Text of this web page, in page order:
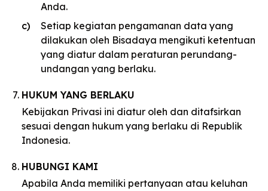
Anda.
Setiap kegiatan pengamanan data yang
dilakukan oleh Bisadaya mengikuti ketentuan
yang diatur dalam peraturan perundang-
undangan yang berlaku.
HUKUM YANG BERLAKU
Kebijakan Privasi ini diatur oleh dan ditafsirkan
sesuai dengan hukum yang berlaku di Republik
Indonesia.
HUBUNGI KAMI
Apabila Anda memiliki pertanyaan atau keluhan